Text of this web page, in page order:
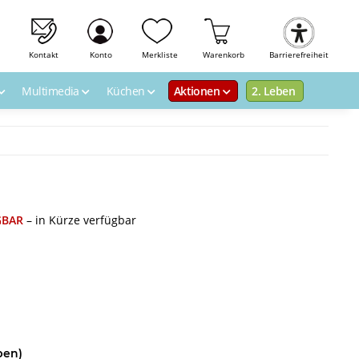
Kontakt Konto Merkliste Warenkorb Barrierefreiheit
Multimedia Küchen Aktionen 2. Leben
– in Kürze verfügbar